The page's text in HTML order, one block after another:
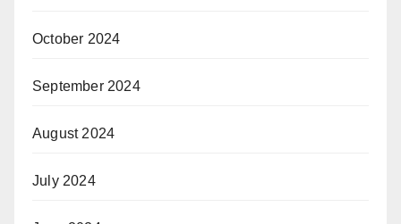
October 2024
September 2024
August 2024
July 2024